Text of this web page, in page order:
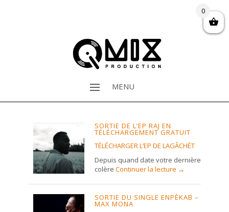
MENU
SORTIE DE L’EP RAJ EN
TÉLÉCHARGEMENT GRATUIT
TÉLÉCHARGER L’EP DE LAGÂCHÈT
Depuis quand date votre dernière
colère Continuer la lecture →
SORTIE DU SINGLE ENPÈKAB –
MAX MONA
0